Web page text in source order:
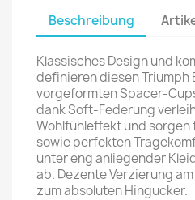
Beschreibung
Klassisches Design und
definieren diesen Triumph
vorgeformten Spacer-
dank Soft-Federung
Wohlfühleffekt und sorgen
sowie perfekten
unter eng anliegender
ab. Dezente Verzierung
zum absoluten Hingucker.